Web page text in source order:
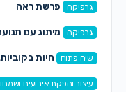
גרפיקה פרשת ראה
גרפיקה מיתוג עם תנועה
שיח פתוח חיות
עיצוב והפקת אירועים